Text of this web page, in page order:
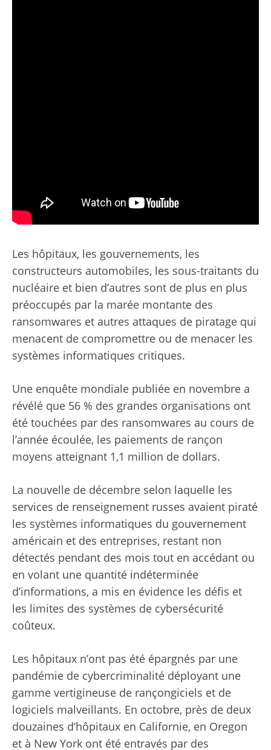
Les hôpitaux, les gouvernements, les
constructeurs automobiles, les sous-traitants du
nucléaire et bien d’autres sont de plus en plus
préoccupés par la marée montante des
ransomwares et autres attaques de piratage qui
menacent de compromettre ou de menacer les
systèmes informatiques critiques.
Une enquête mondiale publiée en novembre a
révélé que 56 % des grandes organisations ont
été touchées par des ransomwares au cours de
l’année écoulée, les paiements de rançon
moyens atteignant 1,1 million de dollars.
La nouvelle de décembre selon laquelle les
services de renseignement russes avaient piraté
les systèmes informatiques du gouvernement
américain et des entreprises, restant non
détectés pendant des mois tout en accédant ou
en volant une quantité indéterminée
d’informations, a mis en évidence les défis et
les limites des systèmes de cybersécurité
coûteux.
Les hôpitaux n’ont pas été épargnés par une
pandémie de cybercriminalité déployant une
gamme vertigineuse de rançongiciels et de
logiciels malveillants. En octobre, près de deux
douzaines d’hôpitaux en Californie, en Oregon
et à New York ont ​​été entravés par des